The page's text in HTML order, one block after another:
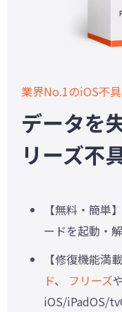
業界No.1のiOS不
データを
リーズ不
【無料・簡単
ードを起動・
【修復機能満載
ド、 フリーズや
iOS/iPadOS/